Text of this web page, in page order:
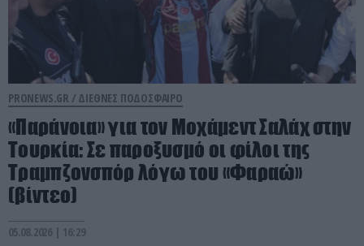
PRONEWS.GR / ΔΙΕΘΝΕΣ ΠΟΔΟΣΦΑΙΡΟ
«Παράνοια» για τον Μοχάμεντ Σαλάχ στην
Τουρκία: Σε παροξυσμό οι φίλοι της
Τραμπζονσπόρ λόγω του «Φαραώ»
(βίντεο)
05.08.2026 | 16:29